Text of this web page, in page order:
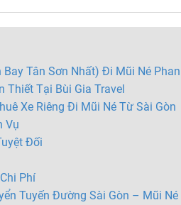
Bay Tân Sơn Nhất) Đi Mũi Né
Thiết Tại Bùi Gia Travel
Xe Riêng Đi Mũi Né Từ Sài Gòn
Vụ
Đối
Phí
Tuyến Đường Sài Gòn – Mũi